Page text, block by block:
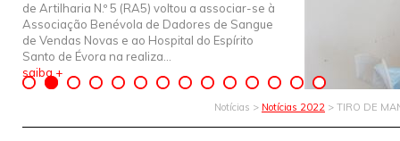
de Artilharia N.º 5 (RA5) voltou a associar-se à
Associação Benévola de Dadores de Sangue
de Vendas Novas e ao Hospital do Espírito
Santo de Évora na realiza...
saiba +
Notícias > Notícias 2022 > TIRO DE